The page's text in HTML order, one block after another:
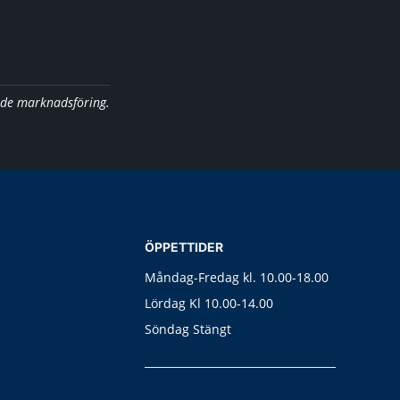
marknadsföring.
ÖPPETTIDER
Måndag-Fredag kl. 10.00-18.00
Lördag Kl 10.00-14.00
Söndag Stängt